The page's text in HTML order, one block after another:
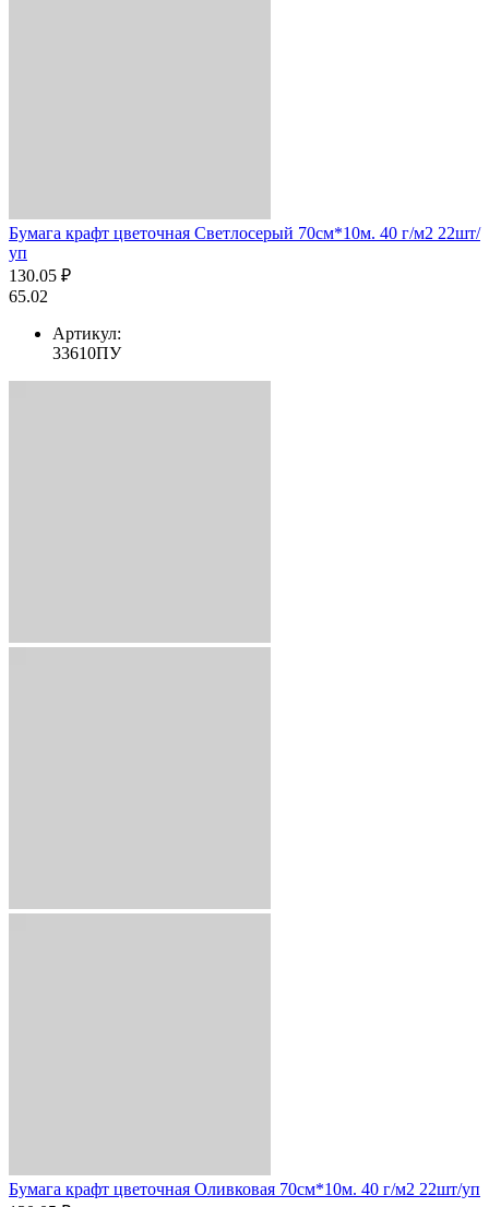
Бумага крафт цветочная Светлосерый 70см*10м. 40 г/м2 22шт/
уп
130.05 ₽
65.02
Артикул:
33610ПУ
Бумага крафт цветочная Оливковая 70см*10м. 40 г/м2 22шт/уп